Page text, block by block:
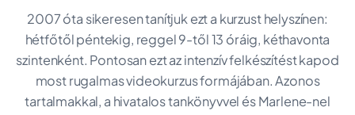
2007 óta sikeresen tanítjuk ezt a kurzust helyszínen:
hétfőtől péntekig, reggel 9-től 13 óráig, kéthavonta
szintenként. Pontosan ezt az intenzív felkészítést kapod
most rugalmas videokurzus formájában. Azonos
tartalmakkal, a hivatalos tankönyvvel és Marlene-nel